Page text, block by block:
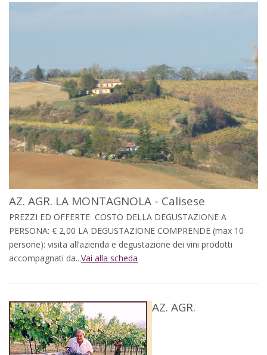
AZ. AGR. LA MONTAGNOLA - Calisese
PREZZI ED OFFERTE COSTO DELLA DEGUSTAZIONE A
PERSONA: € 2,00 LA DEGUSTAZIONE COMPRENDE (max 10
persone): visita all’azienda e degustazione dei vini prodotti
accompagnati da...Vai alla scheda
AZ. AGR.